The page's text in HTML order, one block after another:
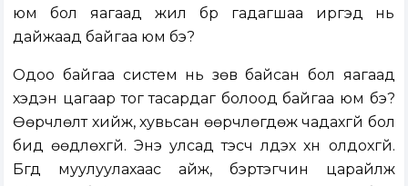
юм бол яагаад жил бүр гадагшаа иргэд нь
дайжаад байгаа юм бэ?
Одоо байгаа систем нь зөв байсан бол яагаад
хэдэн цагаар тог тасардаг болоод байгаа юм бэ?
Өөрчлөлт хийж, хувьсан өөрчлөгдөж чадахгүй бол
бид өөдлөхгүй. Энэ улсад тэсч үлдэх хүн олдохгүй.
Бүгд муулуулахаас айж, бэртэгчин царайлж